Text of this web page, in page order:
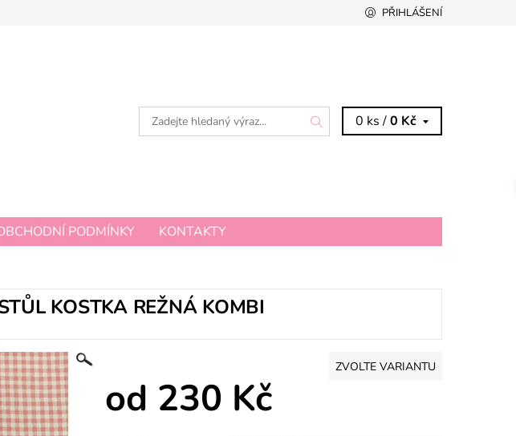
PŘIHLÁŠENÍ
0 ks /0 Kč
PODMÍNKY KONTAKTY
KOSTKA REŽNÁ KOMBI
ZVOLTE VARIANTU
od 230 Kč